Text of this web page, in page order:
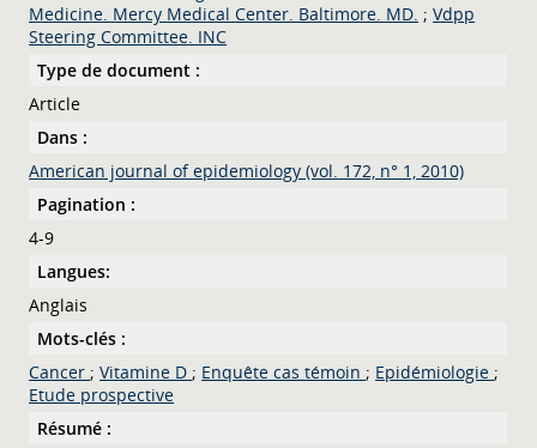
Medicine. Mercy Medical Center. Baltimore. MD. ;Vdpp
Steering Committee. INC
Type de document :
Article
Dans :
American journal of epidemiology (vol. 172, n° 1, 2010)
Pagination :
4-9
Langues:
Anglais
Mots-clés :
Cancer ; Vitamine D ; Enquête cas témoin ; Epidémiologie ;
Etude prospective
Résumé :